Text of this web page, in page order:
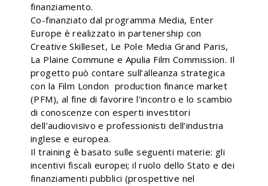
finanziamento.
Co-finanziato dal programma Media, Enter
Europe è realizzato in partenership con
Creative Skilleset, Le Pole Media Grand Paris,
La Plaine Commune e Apulia Film Commission. Il
progetto può contare sull’alleanza strategica
con la Film London production finance market
(PFM), al fine di favorire l’incontro e lo scambio
di conoscenze con esperti investitori
dell’audiovisivo e professionisti dell’industria
inglese e europea.
Il training è basato sulle seguenti materie: gli
incentivi fiscali europei; il ruolo dello Stato e dei
finanziamenti pubblici (prospettive nel